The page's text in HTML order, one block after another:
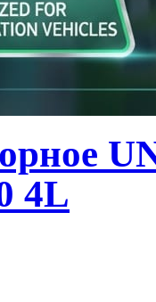
4L